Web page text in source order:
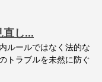
直し...
ルールではなく法的な
トラブルを未然に防ぐ